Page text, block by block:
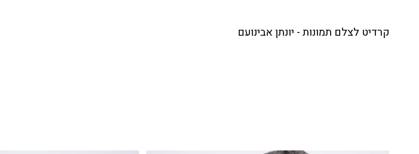
קרדיט לצלם תמונות - יונתן אבינועם